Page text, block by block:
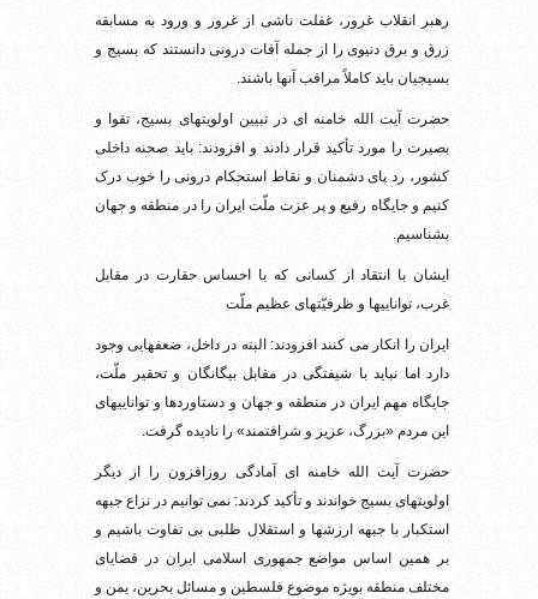
رهبر انقلاب غرور، غفلت ناشی از غرور و ورود به مسابقه
زرق و برق دنیوی را از جمله آفات درونی دانستند که بسیج و
بسیجیان باید کاملاً مراقب آنها باشند.
حضرت آیت الله خامنه ای در تبیین اولویتهای بسیج، تقوا و
بصیرت را مورد تأکید قرار دادند و افزودند: باید صحنه داخلی
کشور، رد پای دشمنان و نقاط استحکام درونی را خوب درک
کنیم و جایگاه رفیع و پر عزت ملّت ایران را در منطقه و جهان
بشناسیم.
ایشان با انتقاد از کسانی که با احساس حقارت در مقابل
غرب، تواناییها و ظرفیّتهای عظیم ملّت
ایران را انکار می کنند افزودند: البته در داخل، ضعفهایی وجود
دارد اما نباید با شیفتگی در مقابل بیگانگان و تحقیر ملّت،
جایگاه مهم ایران در منطقه و جهان و دستاوردها و تواناییهای
این مردم «بزرگ، عزیز و شرافتمند» را نادیده گرفت.
حضرت آیت الله خامنه ای آمادگی روزافزون را از دیگر
اولویتهای بسیج خواندند و تأکید کردند: نمی توانیم در نزاع جبهه
استکبار با جبهه ارزشها و استقلال طلبی بی تفاوت باشیم و
بر همین اساس مواضع جمهوری اسلامی ایران در قضایای
مختلف منطقه بویژه موضوع فلسطین و مسائل بحرین، یمن و